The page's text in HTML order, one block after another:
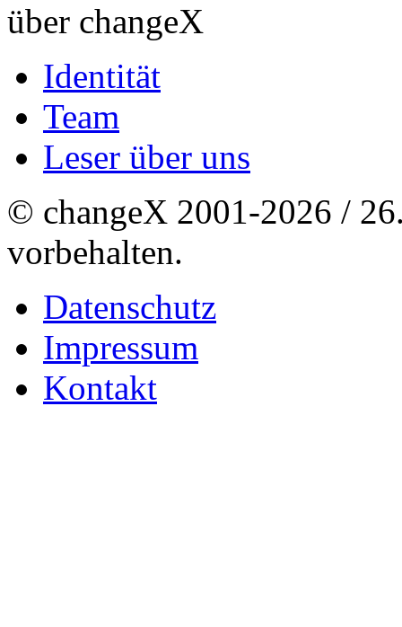
über changeX
Identität
Team
Leser über uns
© changeX 2001-2026 /
vorbehalten.
Datenschutz
Impressum
Kontakt